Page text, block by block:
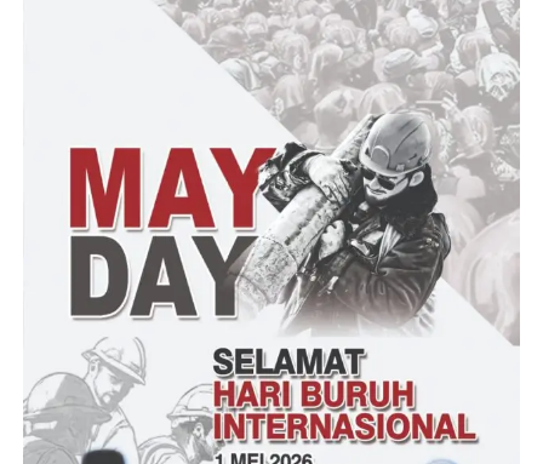
yang baru masuk ke pada pusaran kebijakan di wilayah Provinsi
Banten, berasal dari Kabupaten Lebak, namun karirnya begitu
melesat jauh ketibang pejabat-pejabat lainnya yang telah lama
duduk di Propinsi Banten,”ini mengusik kami, diduga ada
kekuatan luar biasa di belakang Bu Virgo, kami sudah
mendeteksi kekuatan itu, namun disayangkan, sepertinya Pj
Gubernur Banten tidak kuasa melawan kekuatan ini, akhirnya
kami pertanyakan kepada Pj Gubernur Banten, apalagi yang
mau dibangun di Banten dalam konteks Membangun Banten
seutuhnya tanpa intervensi kekuatan itu,”tegas Kamaludin seraya
bahwa pihaknya, dengan adanya kejadian ini maka akan
melakukan analis, kajian dan Gerakan, jangan sampai Provisnsi
Banten ditunggangi pada kepentingan kelompok ini.
“Sepertinya dianggap kami ini orang-orang tolol yang tidak bisa
melihat situasi dan kondisi yang terjadi, kami diam bukan berarti